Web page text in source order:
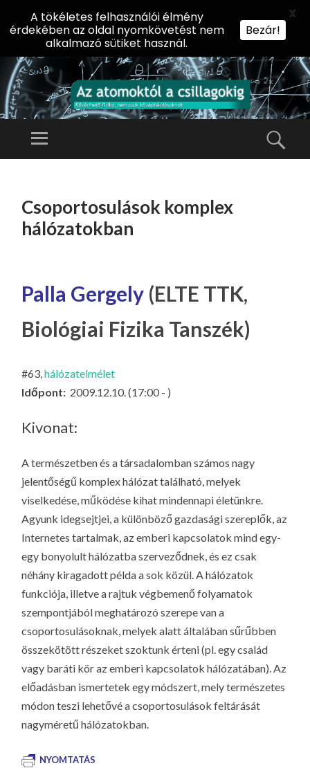
AZ
KT
CS
IL
LA
G
Előadássorozat
Természettudományi
Menü
TARTALOMHOZ
Csoportosulások komplex
hálózatokban
Palla Gergely (ELTE TTK,
Biológiai Fizika Tanszék)
#63,hálózatelmélet
Időpont: 2009.12.10. (17:00 - )
Kivonat:
A természetben és a társadalomban számos nagy
jelentőségű komplex hálózat található, melyek
viselkedése, működése kihat mindennapi életünkre.
Agyunk idegsejtjei, a különböző gazdasági szereplők, az
Internetes tartalmak, az emberi kapcsolatok mind egy-
egy bonyolult hálózatba szerveződnek, és ez csak
néhány kiragadott példa a sok közül. A hálózatok
funkciója, illetve a rajtuk végbemenő folyamatok
szempontjából meghatározó szerepe van a
csoportosulásoknak, melyek alatt általában sűrűbben
összekötött részeket szoktunk érteni (pl. egy család
vagy baráti kör az emberi kapcsolatok hálózatában). Az
előadásban ismertetek egy módszert, mely természetes
módon teszi lehetővé a csoportosulások feltárását
nagyméretű hálózatokban.
NYOMTATÁS
A tökéletes felhasználói élmény
érdekében az oldal nyomkövetést nem
alkalmazó sütiket használ.
Bezár!
X